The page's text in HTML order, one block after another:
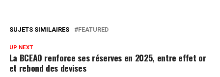
SUJETS SIMILAIRES FEATURED
UP NEXT
La BCEAO renforce ses réserves en 2025, entre effet or
et rebond des devises